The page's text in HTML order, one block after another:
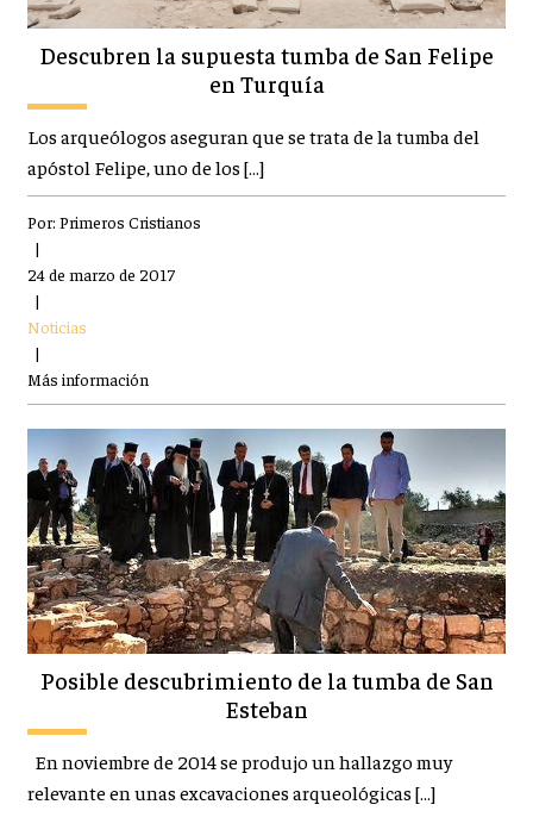
Descubren la supuesta tumba de San Felipe
en Turquía
Los arqueólogos aseguran que se trata de la tumba del
apóstol Felipe, uno de los […]
Por: Primeros Cristianos
|
24 de marzo de 2017
|
Noticias
|
Más información
Posible descubrimiento de la tumba de San
Esteban
En noviembre de 2014 se produjo un hallazgo muy
relevante en unas excavaciones arqueológicas […]